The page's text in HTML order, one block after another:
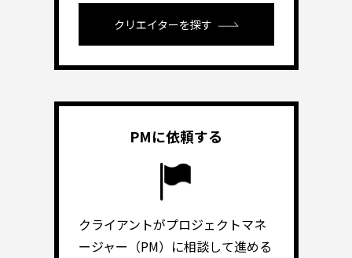
クリエイターを探す
PMに依頼する
クライアントがプロジェクトマネ
ージャー（PM）に相談して進める